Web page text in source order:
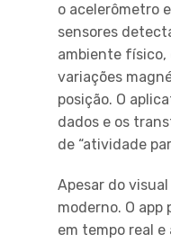
o acelerômetro
sensores
ambiente físico,
variações
posição. O
dados e os
de “atividade
Apesar do
moderno. O app
em tempo real